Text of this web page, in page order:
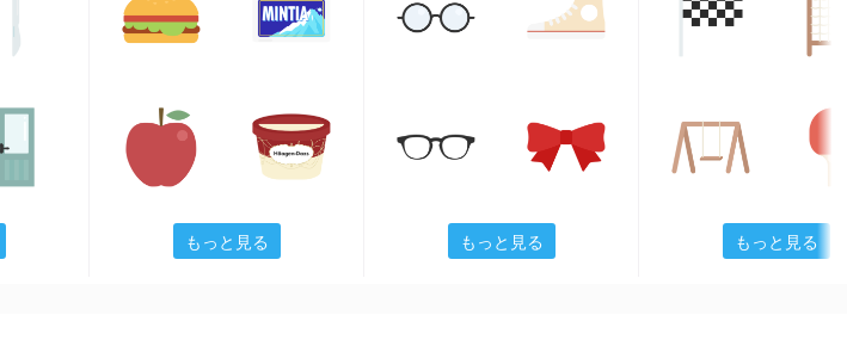
もっと見る もっと見る もっと見る